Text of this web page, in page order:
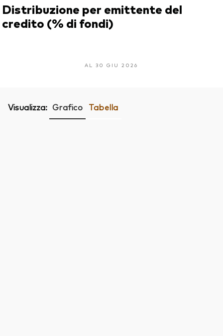
Distribuzione per emittente del
credito (% di fondi)
AL 30 GIU 2026
Visualizza: Grafico Tabella